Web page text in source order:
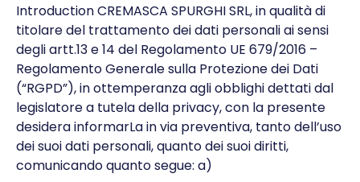
Introduction CREMASCA SPURGHI SRL, in qualità di
titolare del trattamento dei dati personali ai sensi
degli artt.13 e 14 del Regolamento UE 679/2016 –
Regolamento Generale sulla Protezione dei Dati
(“RGPD”), in ottemperanza agli obblighi dettati dal
legislatore a tutela della privacy, con la presente
desidera informarLa in via preventiva, tanto dell’uso
dei suoi dati personali, quanto dei suoi diritti,
comunicando quanto segue: a)